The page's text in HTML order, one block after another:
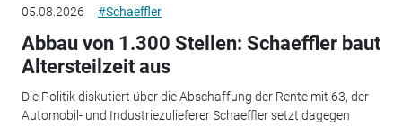
05.08.2026 #Schaeffler
Abbau von 1.300 Stellen: Schaeffler baut
Altersteilzeit aus
Die Politik diskutiert über die Abschaffung der Rente mit 63, der
Automobil- und Industriezulieferer Schaeffler setzt dagegen